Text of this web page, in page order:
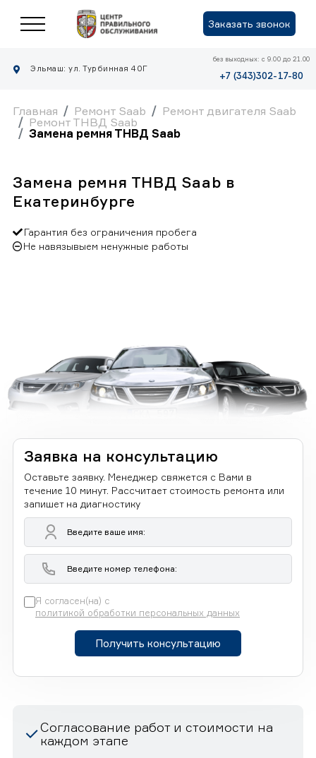
Заказать звонок
Эльмаш: ул. Турбинная 40Г
без выходных: с 9.00 до 21.00
+7 (343)302-17-80
Главная Ремонт Saab
Ремонт двигателя Saab
Ремонт ТНВД Saab
Замена ремня ТНВД Saab
Замена ремня ТНВД Saab в
Екатеринбурге
Гарантия без ограничения пробега
Не навязывыем ненужные работы
Заявка на консультацию
Оставьте заявку. Менеджер свяжется с Вами в
течение 10 минут. Рассчитает стоимость ремонта или
запишет на диагностику
Я согласен(на) с
политикой обработки персональных данных
Получить консультацию
Согласование работ и стоимости на
каждом этапе